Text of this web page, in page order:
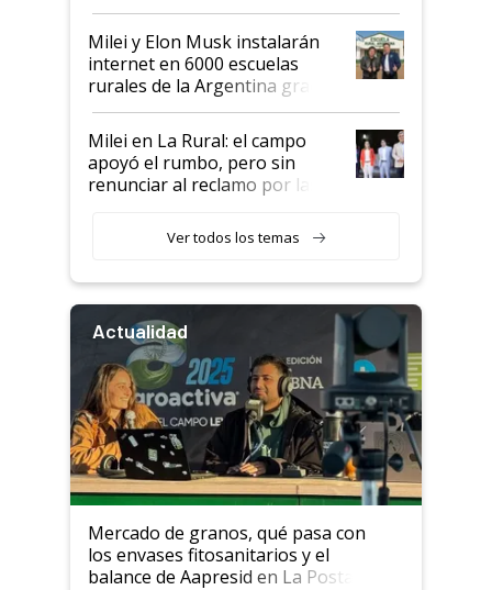
Milei y Elon Musk instalarán
internet en 6000 escuelas
rurales de la Argentina gracias
a un acuerdo con Starlink
Milei en La Rural: el campo
apoyó el rumbo, pero sin
renunciar al reclamo por las
Ver todos los temas
Actualidad
Mercado de granos, qué pasa con
los envases fitosanitarios y el
balance de Aapresid en La Posta